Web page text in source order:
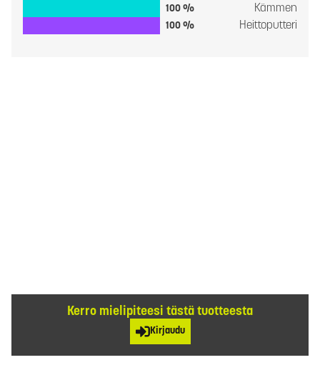
100 % Kämmen
100 % Heittoputteri
Kerro mielipiteesi tästä tuotteesta
Kirjaudu